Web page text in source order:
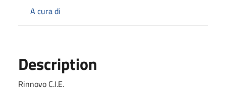
A cura di
Description
Rinnovo C.I.E.